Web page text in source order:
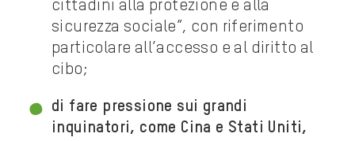
cittadini alla protezione e alla
sicurezza sociale”, con riferimento
particolare all’accesso e al diritto al
cibo;
di fare pressione sui grandi
inquinatori, come Cina e Stati Uniti,